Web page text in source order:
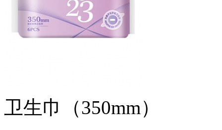
卫生巾（350mm）